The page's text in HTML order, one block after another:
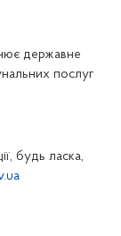
державне
послуг
будь ласка,